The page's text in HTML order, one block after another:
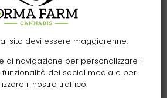
Aggiungi al carrello
sito devi essere maggiorenne.
di navigazione per personalizzare i
funzionalità dei social media e per
il nostro traffico.